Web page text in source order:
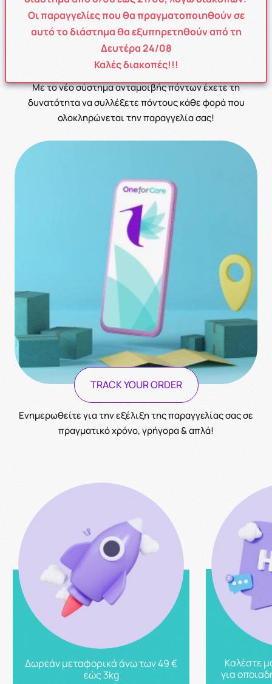
POINT SYSTEM
Με το νέο σύστημα ανταμοιβής πόντων έχετε τη
δυνατότητα να συλλέξετε πόντους κάθε φορά που
ολοκληρώνεται την παραγγελία σας!
TRACK YOUR ORDER
Ενημερωθείτε για την εξέλιξη της παραγγελίας σας σε
πραγματικό χρόνο, γρήγορα & απλά!
Δωρεάν μεταφορικά άνω των 49 €
εώς 3kg
Καλέστε
για
Οι παραγγελίες που θα πραγματοποιηθούν σε
αυτό το διάστημα θα εξυπηρετηθούν από τη
Δευτέρα 24/08
Καλές διακοπές!!!